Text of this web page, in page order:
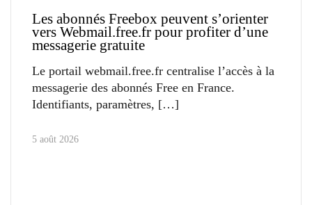
Les abonnés Freebox peuvent s’orienter
vers Webmail.free.fr pour profiter d’une
messagerie gratuite
Le portail webmail.free.fr centralise l’accès à la
messagerie des abonnés Free en France.
Identifiants, paramètres,
5 août 2026